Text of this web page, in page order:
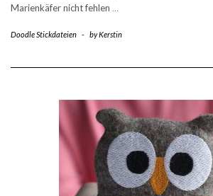
Marienkäfer nicht fehlen …
Doodle Stickdateien - byKerstin